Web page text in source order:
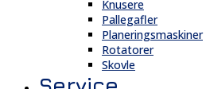
Knusere
Pallegafler
Planeringsmaskiner
Rotatorer
Skovle